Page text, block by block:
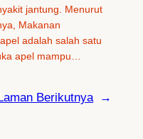
jantung. Menurut
Makanan
adalah salah satu
apel mampu…
Laman Berikutnya →